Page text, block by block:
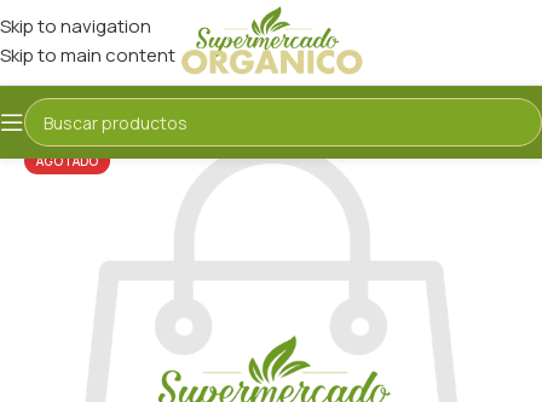
Skip to navigation
Skip to main content
AGOTADO